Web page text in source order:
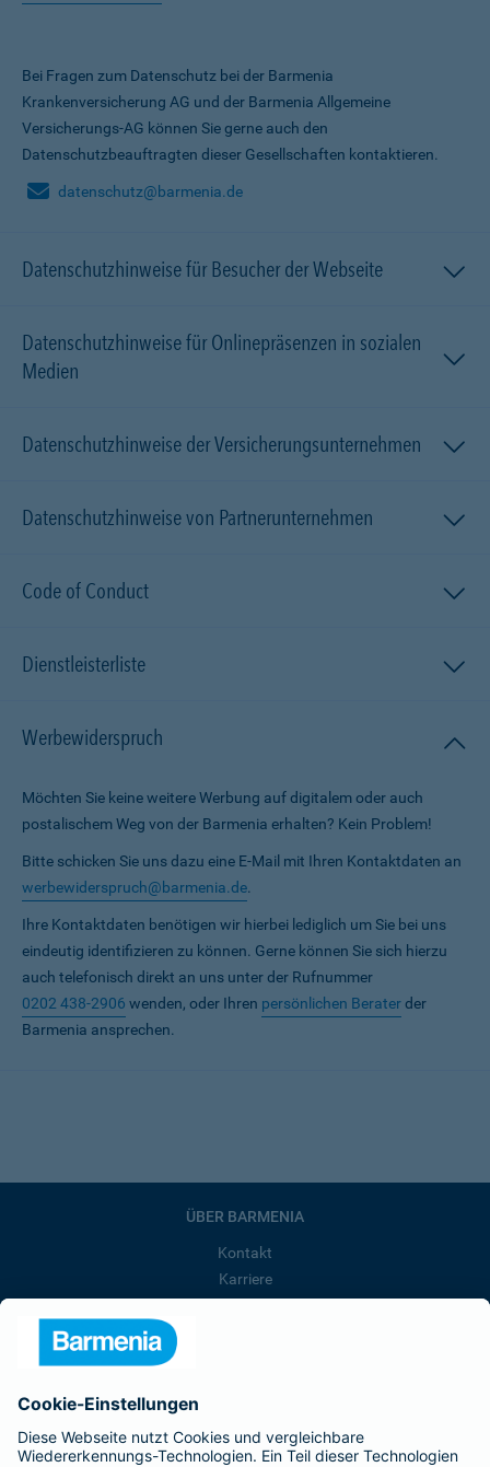
Bei Fragen zum Datenschutz bei der Barmenia
Krankenversicherung AG und der Barmenia Allgemeine
Versicherungs-AG können Sie gerne auch den
Datenschutzbeauftragten dieser Gesellschaften kontaktieren.
datenschutz@barmenia.de
Datenschutzhinweise für Besucher der Webseite
Datenschutzhinweise für Onlinepräsenzen in sozialen
Medien
Datenschutzhinweise der Versicherungsunternehmen
Datenschutzhinweise von Partnerunternehmen
Code of Conduct
Dienstleisterliste
Werbewiderspruch
Möchten Sie keine weitere Werbung auf digitalem oder auch
postalischem Weg von der Barmenia erhalten? Kein Problem!
Bitte schicken Sie uns dazu eine E-Mail mit Ihren Kontaktdaten an
werbewiderspruch@barmenia.de.
Ihre Kontaktdaten benötigen wir hierbei lediglich um Sie bei uns
eindeutig identifizieren zu können. Gerne können Sie sich hierzu
auch telefonisch direkt an uns unter der Rufnummer
0202 438-2906 wenden, oder Ihren persönlichen Beraterder
Barmenia ansprechen.
ÜBER BARMENIA
Kontakt
Karriere
Barmenia ist Teil der BarmeniaGothaer
BELIEBTE SEITEN